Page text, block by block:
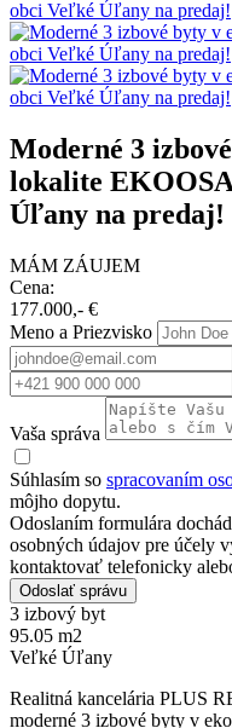
Moderné 3
lokalite
Úľany na predaj!
MÁM ZÁUJEM
Cena:
177.000,- €
Meno a Priezvisko
Vaša správa
Súhlasím so spracovaním
môjho dopytu.
Odoslaním formulára
osobných údajov pre účely
kontaktovať telefonicky
Odoslať správu
3 izbový byt
95.05 m2
Veľké Úľany
Realitná kancelária PLUS
moderné 3 izbové byty v